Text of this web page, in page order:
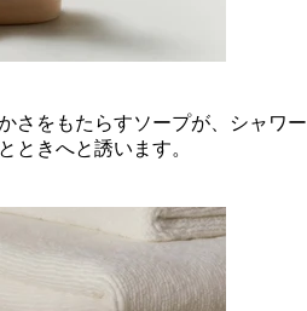
さをもたらすソープが、シャワー
ときへと誘います。